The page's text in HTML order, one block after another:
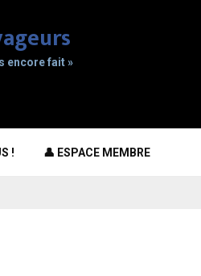
encore fait »
! 👤 ESPACE MEMBRE